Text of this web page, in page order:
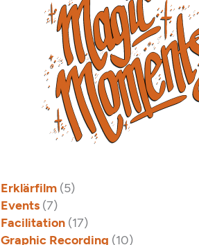
Erklärfilm (5)
Events (7)
Facilitation (17)
Graphic Recording (10)